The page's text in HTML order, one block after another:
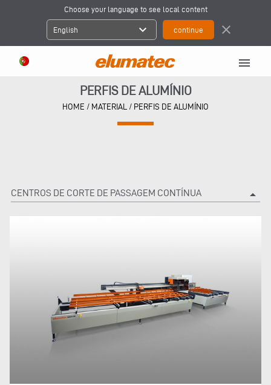
Choose your language to see local content
English expand_more close
menu
PERFIS DE ALUMÍNIO
HOME / MATERIAL / PERFIS DE ALUMÍNIO
CENTROS DE CORTE DE PASSAGEM CONTÍNUA arrow_drop_up